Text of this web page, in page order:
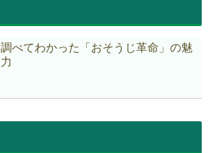
調べてわかった「おそうじ革命」の魅
力